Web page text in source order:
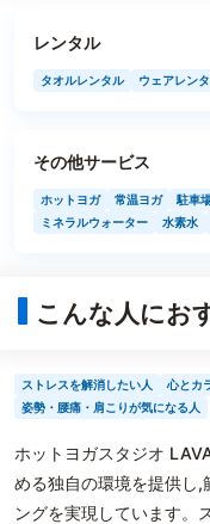
レンタル
タオルレンタル ウェアレン
その他サービス
ホットヨガ 常温ヨガ 駐車
ミネラルウォーター
水素水
こんな人にお
ストレスを解消したい人
心とカ
姿勢・腰痛・肩こりが気になる人
ホットヨガスタジオ
める独自の環境を提供し,
ングを実現しています。